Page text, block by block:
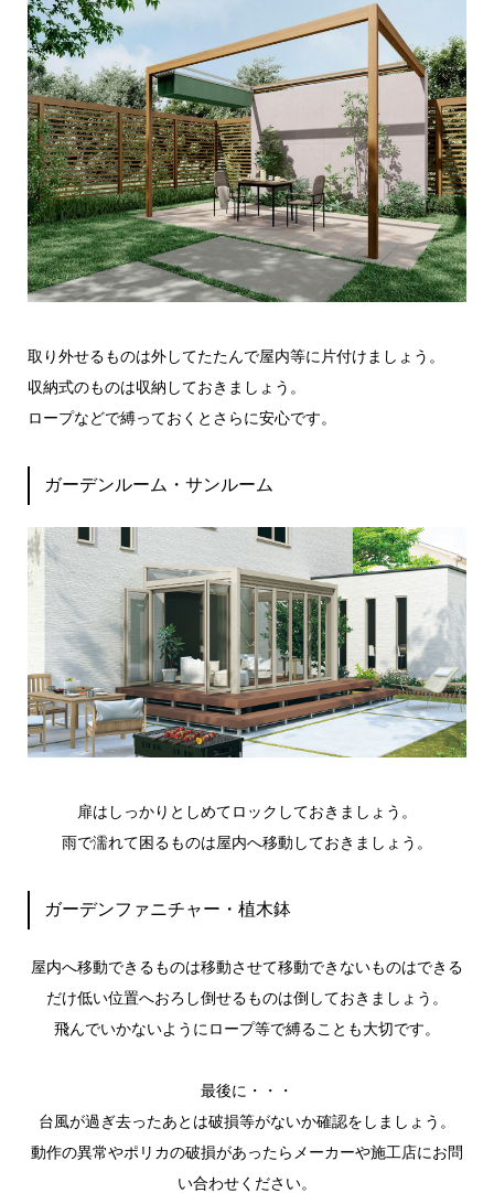
取り外せるものは外してたたんで屋内等に片付けましょう。
収納式のものは収納しておきましょう。
ロープなどで縛っておくとさらに安心です。
ガーデンルーム・サンルーム
扉はしっかりとしめてロックしておきましょう。
雨で濡れて困るものは屋内へ移動しておきましょう。
ガーデンファニチャー・植木鉢
屋内へ移動できるものは移動させて移動できないものはできる
だけ低い位置へおろし倒せるものは倒しておきましょう。
飛んでいかないようにロープ等で縛ることも大切です。
最後に・・・
台風が過ぎ去ったあとは破損等がないか確認をしましょう。
動作の異常やポリカの破損があったらメーカーや施工店にお問
い合わせください。